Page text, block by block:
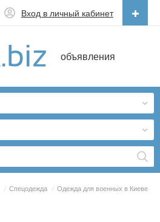
объявления
Вход в личный кабинет
/ Спецодежда / Одежда для военных в Киеве